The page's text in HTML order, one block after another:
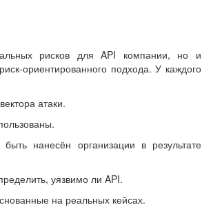
рисков для API компании, но и
ориентированного подхода. У каждого
атаки.
нанесён организации в результате
уязвимо ли API.
на реальных кейсах.